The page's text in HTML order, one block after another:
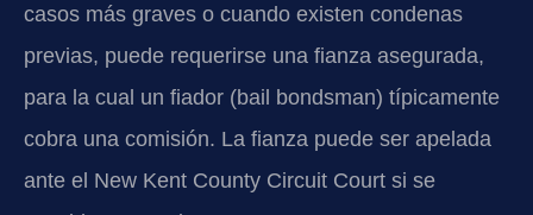
casos más graves o cuando existen condenas
previas, puede requerirse una fianza asegurada,
para la cual un fiador (bail bondsman) típicamente
cobra una comisión. La fianza puede ser apelada
ante el New Kent County Circuit Court si se